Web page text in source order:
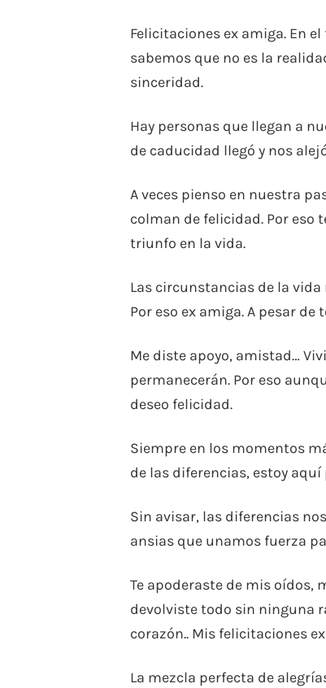
Felicitaciones ex amiga. En
sabemos que no es la
sinceridad.
Hay personas que llegan a
de caducidad llegó y nos
A veces pienso en nuestra
colman de felicidad. Por eso
triunfo en la vida.
Las circunstancias de la
Por eso ex amiga. A pesar
Me diste apoyo, amistad…
permanecerán. Por eso
deseo felicidad.
Siempre en los momentos
de las diferencias, estoy aquí
Sin avisar, las diferencias
ansias que unamos fuerza
Te apoderaste de mis oídos,
devolviste todo sin ninguna
corazón.. Mis felicitaciones
La mezcla perfecta de